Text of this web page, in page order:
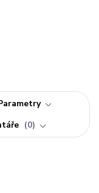
0